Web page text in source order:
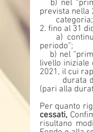
prevista
        categoria;
2. fino al 31
periodo”;
livello iniziale
2021, il cui
(pari alla
Per quanto
cessati,
risultano